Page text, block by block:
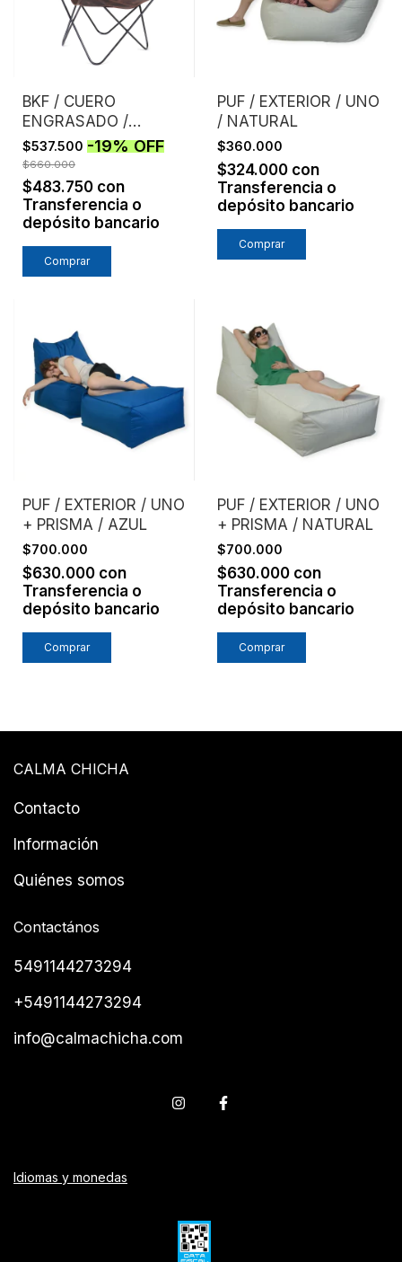
BKF / CUERO
ENGRASADO /
CHOCOLATE
$537.500 -19%OFF
$660.000
$483.750 con
Transferencia o
depósito bancario
Comprar
PUF / EXTERIOR / UNO
/ NATURAL
$360.000
$324.000 con
Transferencia o
depósito bancario
PUF / EXTERIOR / UNO
+ PRISMA / AZUL
$700.000
$630.000 con
Transferencia o
depósito bancario
PUF / EXTERIOR / UNO
+ PRISMA / NATURAL
$700.000
$630.000 con
Transferencia o
depósito bancario
CALMA CHICHA
Contacto
Información
Quiénes somos
Contactános
5491144273294
+5491144273294
info@calmachicha.com
Idiomas y monedas